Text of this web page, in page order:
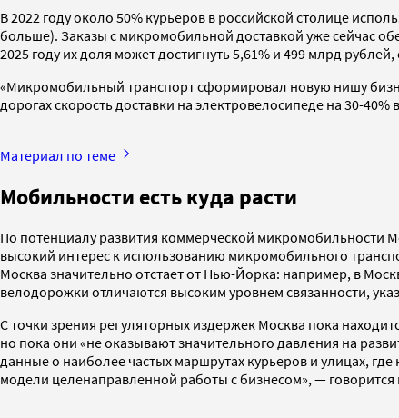
В 2022 году около 50% курьеров в российской столице
больше). Заказы с микромобильной доставкой уже сейчас
2025 году их доля может достигнуть 5,61% и 499 млрд рублей,
«Микромобильный транспорт сформировал новую нишу
дорогах скорость доставки на электровелосипеде на 30-
Материал по теме
Мобильности есть куда расти
По потенциалу развития коммерческой микромобильности
высокий интерес к использованию микромобильного
Москва значительно отстает от Нью-Йорка: например, в
велодорожки отличаются высоким уровнем связанности,
С точки зрения регуляторных издержек Москва пока
но пока они «не оказывают значительного давления на
данные о наиболее частых маршрутах курьеров и улицах,
модели целенаправленной работы с бизнесом», — говорится